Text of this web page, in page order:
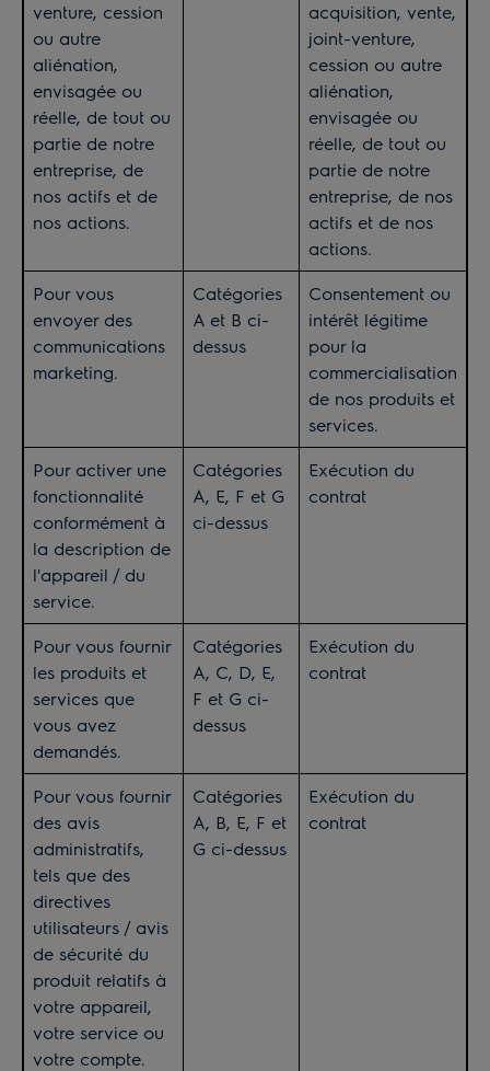
venture, cession
ou autre
aliénation,
envisagée ou
réelle, de tout ou
partie de notre
entreprise, de
nos actifs et de
nos actions.
acquisition, vente,
joint-venture,
cession ou autre
aliénation,
envisagée ou
réelle, de tout ou
partie de notre
entreprise, de nos
actifs et de nos
actions.
Pour vous
envoyer des
communications
marketing.
Catégories
A et B ci-
dessus
Consentement ou
intérêt légitime
pour la
commercialisation
de nos produits et
services.
Pour activer une
fonctionnalité
conformément à
la description de
l'appareil / du
service.
Catégories
A, E, F et G
ci-dessus
Exécution du
contrat
Pour vous fournir
les produits et
services que
vous avez
demandés.
Catégories
A, C, D, E,
F et G ci-
dessus
Exécution du
contrat
Pour vous fournir
des avis
administratifs,
tels que des
directives
utilisateurs / avis
de sécurité du
produit relatifs à
votre appareil,
votre service ou
votre compte.
Catégories
A, B, E, F et
G ci-dessus
Exécution du
contrat